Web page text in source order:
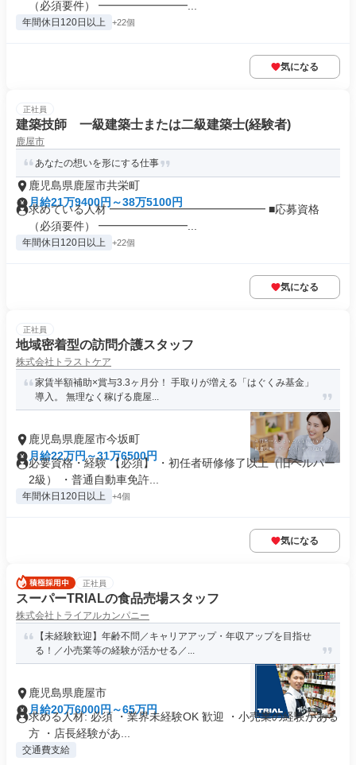
（必須要件） ━━━━━━━━...
年間休日120日以上 +22個
気になる
正社員
建築技師 一級建築士または二級建築士(経験者)
鹿屋市
あなたの想いを形にする仕事
鹿児島県鹿屋市共栄町
月給21万9400円～38万5100円
求めている人材 ━━━━━━━━━━━━━━ ■応募資格
（必須要件） ━━━━━━━━...
年間休日120日以上 +22個
気になる
正社員
地域密着型の訪問介護スタッフ
株式会社トラストケア
家賃半額補助×賞与3.3ヶ月分！ 手取りが増える「はぐくみ基金」
導入。 無理なく稼げる鹿屋...
鹿児島県鹿屋市今坂町
月給22万円～31万6500円
必要資格・経験 【必須】 ・初任者研修修了以上（旧ヘルパー
2級） ・普通自動車免許...
年間休日120日以上 +4個
気になる
正社員
スーパーTRIALの食品売場スタッフ
株式会社トライアルカンパニー
【未経験歓迎】年齢不問／キャリアアップ・年収アップを目指せ
る！／小売業等の経験が活かせる／...
鹿児島県鹿屋市
月給20万6000円～65万円
求める人材: 必須 ・業界未経験OK 歓迎 ・小売業の経験がある
方 ・店長経験があ...
交通費支給